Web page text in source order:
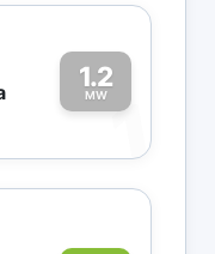
1.2
MW1